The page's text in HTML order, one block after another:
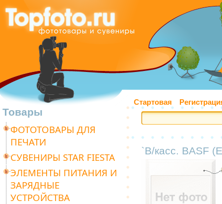
Стартовая
Товары
ФОТОТОВАРЫ ДЛЯ
ПЕЧАТИ
СУВЕНИРЫ STAR FIESTA
ЭЛЕМЕНТЫ ПИТАНИЯ И
ЗАРЯДНЫЕ
УСТРОЙСТВА
`В/касс. BASF